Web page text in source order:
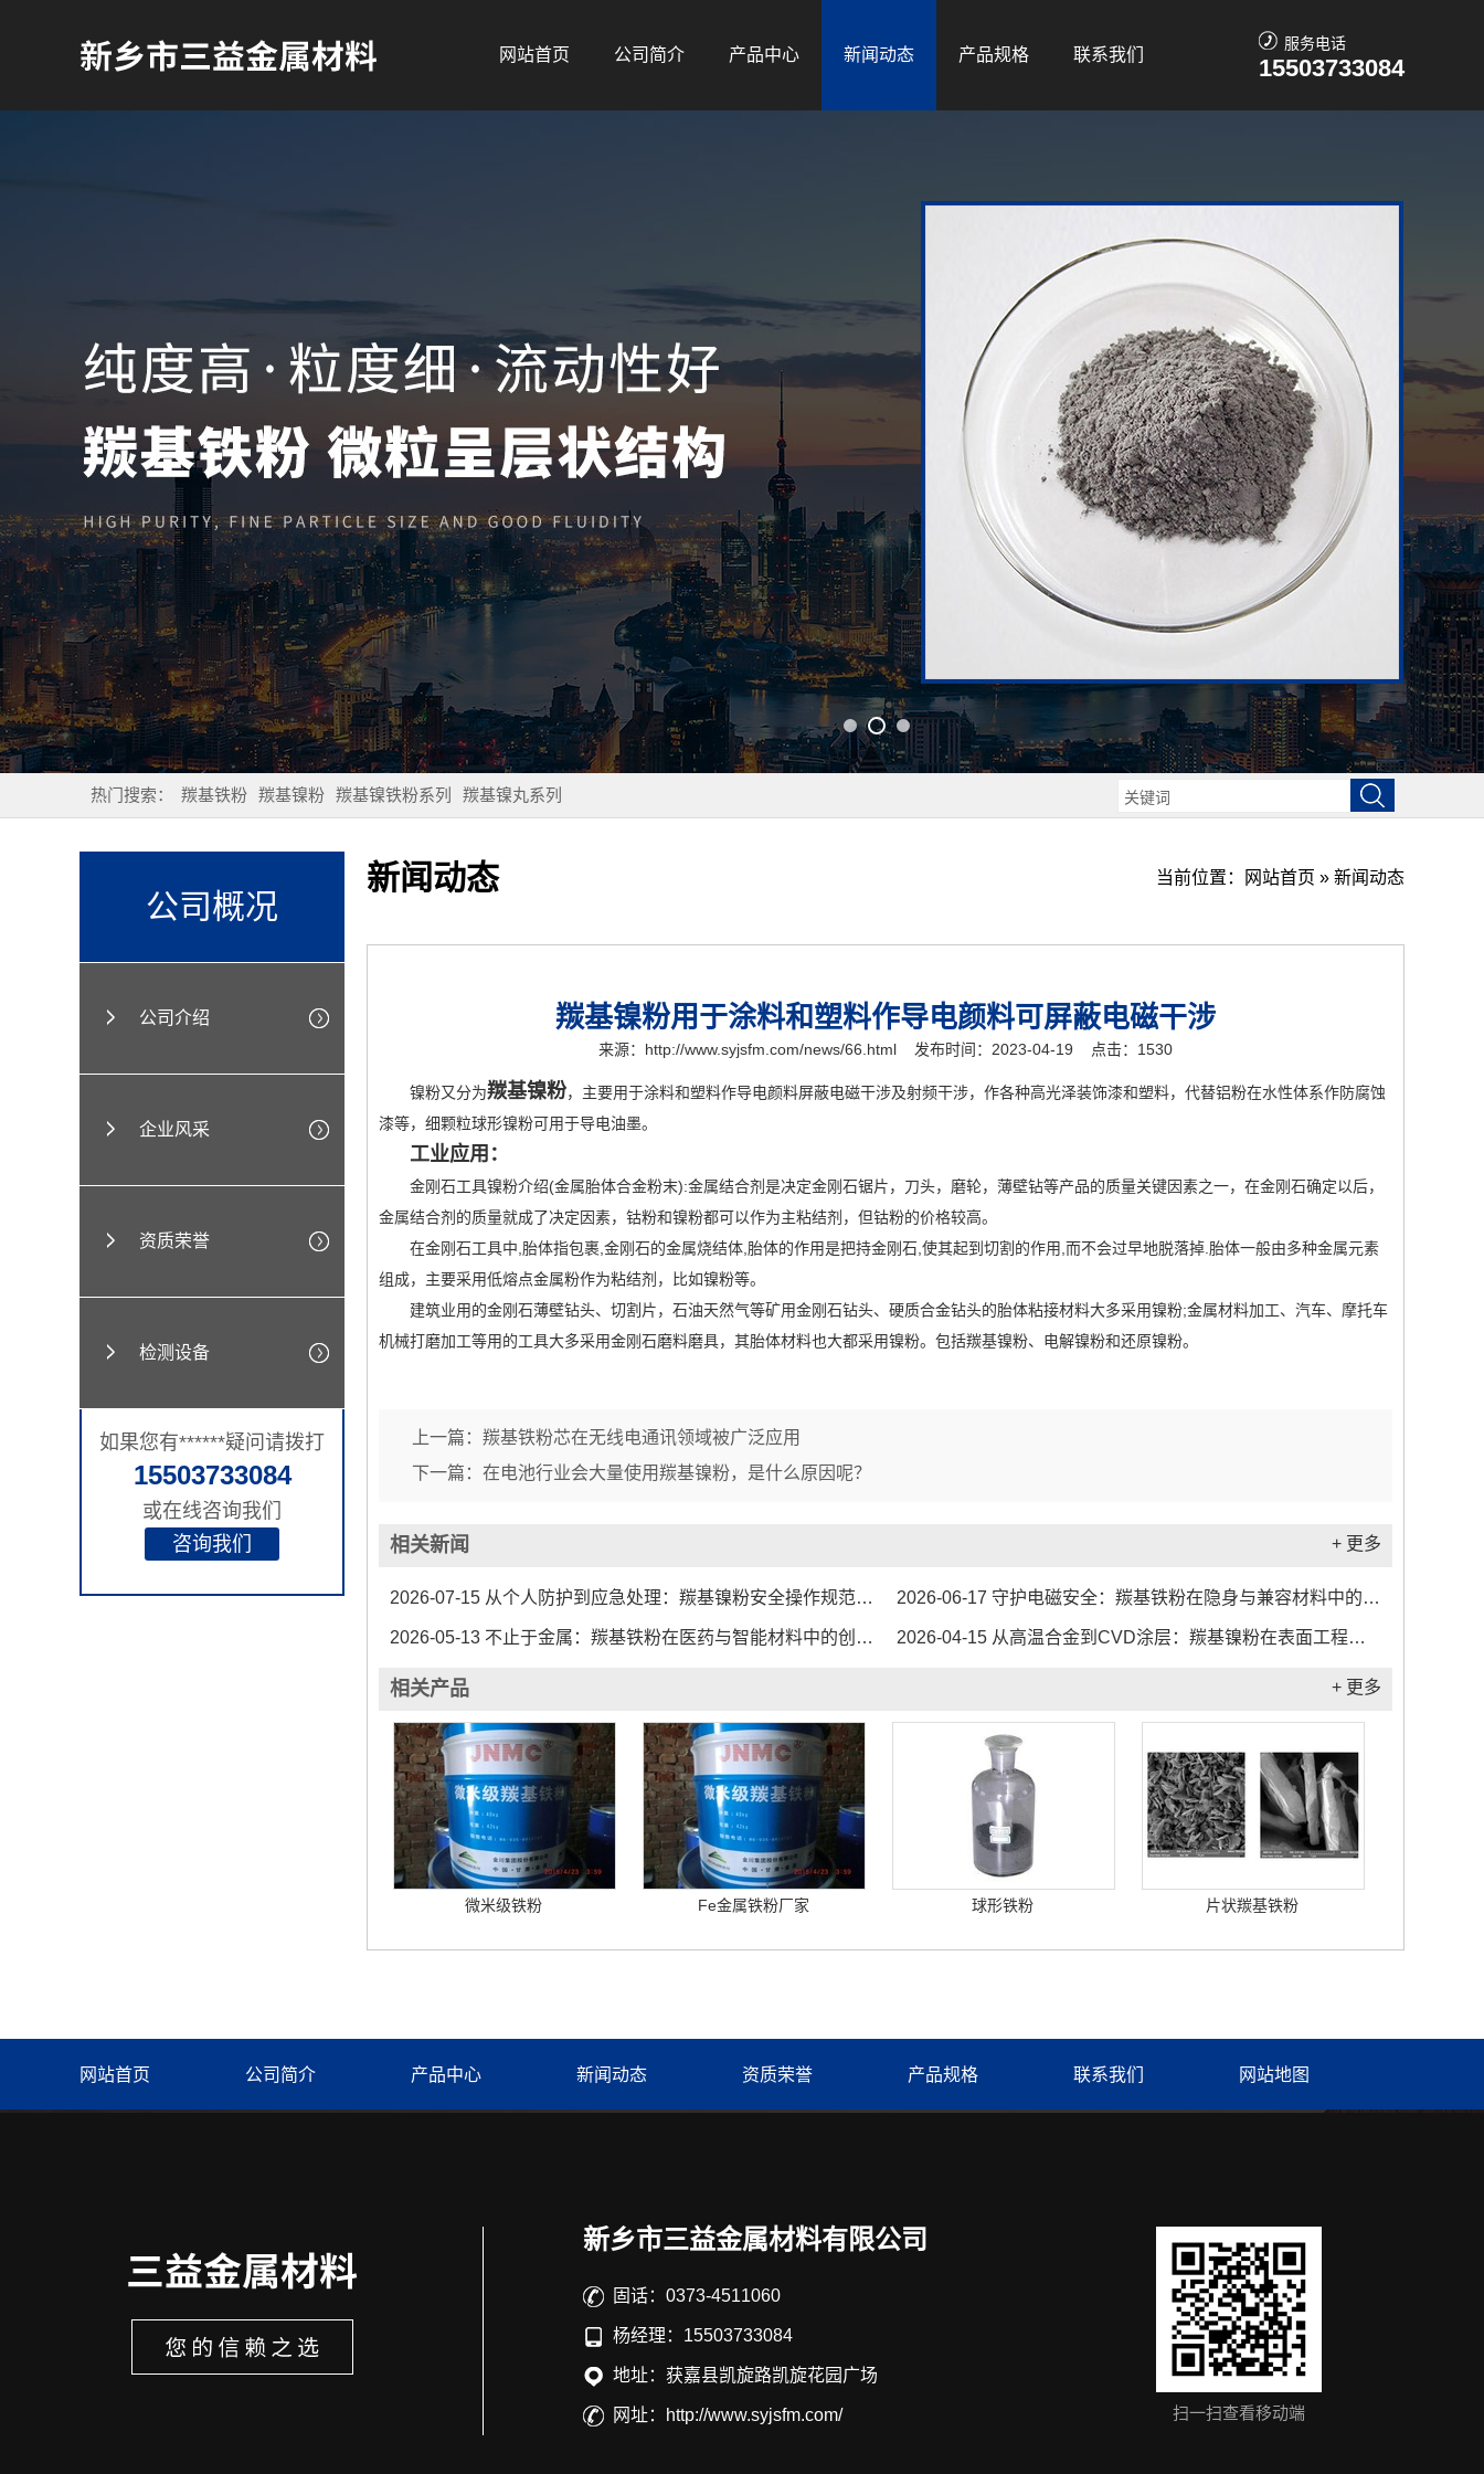
网站首页 公司简介 产品中心 新闻动态 产品规格 联系我们
服务电话
15503733084
1
热门搜索： 羰基铁粉 羰基镍粉 羰基镍铁粉系列 羰基镍丸系列
公司概况
公司介绍
企业风采
资质荣誉
检测设备
如果您有******疑问请拨打
15503733084
或在线咨询我们
咨询我们
新闻动态 当前位置： 网站首页 » 新闻动态
羰基镍粉用于涂料和塑料作导电颜料可屏蔽电磁干涉
来源： http://www.syjsfm.com/news/66.html 发布时间：2023-04-19 点击：1530
镍粉又分为羰基镍粉，主要用于涂料和塑料作导电颜料屏蔽电磁干涉及射频干涉，作各种高光泽装饰漆和塑料，代替铝粉在水性体系作防腐蚀
漆等，细颗粒球形镍粉可用于导电油墨。
工业应用：
金刚石工具镍粉介绍(金属胎体合金粉末):金属结合剂是决定金刚石锯片，刀头，磨轮，薄壁钻等产品的质量关键因素之一，在金刚石确定以后，
金属结合剂的质量就成了决定因素，钴粉和镍粉都可以作为主粘结剂，但钴粉的价格较高。
在金刚石工具中,胎体指包裹,金刚石的金属烧结体,胎体的作用是把持金刚石,使其起到切割的作用,而不会过早地脱落掉.胎体一般由多种金属元素
组成，主要采用低熔点金属粉作为粘结剂，比如镍粉等。
建筑业用的金刚石薄壁钻头、切割片，石油天然气等矿用金刚石钻头、硬质合金钻头的胎体粘接材料大多采用镍粉;金属材料加工、汽车、摩托车
机械打磨加工等用的工具大多采用金刚石磨料磨具，其胎体材料也大都采用镍粉。包括羰基镍粉、电解镍粉和还原镍粉。
上一篇： 羰基铁粉芯在无线电通讯领域被广泛应用
下一篇： 在电池行业会大量使用羰基镍粉，是什么原因呢？
相关新闻 + 更多
2026-07-15 从个人防护到应急处理：羰基镍粉安全操作规范化指南... 2026-06-17 守护电磁安全：羰基铁粉在隐身与兼容材料中的关键作用...
2026-05-13 不止于金属：羰基铁粉在医药与智能材料中的创新角色... 2026-04-15 从高温合金到CVD涂层：羰基镍粉在表面工程中的应用实践...
相关产品 + 更多
微米级铁粉 Fe金属铁粉厂家 球形铁粉 片状羰基铁粉
网站首页 公司简介 产品中心 新闻动态 资质荣誉 产品规格 联系我们 网站地图
新乡市三益金属材料有限公司
固话：0373-4511060
杨经理：15503733084
地址：获嘉县凯旋路凯旋花园广场
网址：http://www.syjsfm.com/ 扫一扫查看移动端